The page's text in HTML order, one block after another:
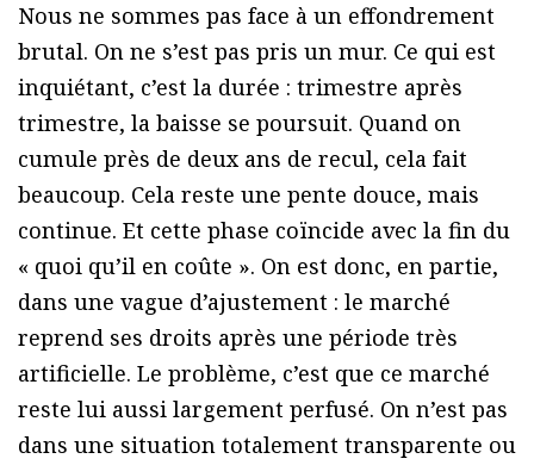
Nous ne sommes pas face à un effondrement
brutal. On ne s’est pas pris un mur. Ce qui est
inquiétant, c’est la durée : trimestre après
trimestre, la baisse se poursuit. Quand on
cumule près de deux ans de recul, cela fait
beaucoup. Cela reste une pente douce, mais
continue. Et cette phase coïncide avec la fin du
« quoi qu’il en coûte ». On est donc, en partie,
dans une vague d’ajustement : le marché
reprend ses droits après une période très
artificielle. Le problème, c’est que ce marché
reste lui aussi largement perfusé. On n’est pas
dans une situation totalement transparente ou